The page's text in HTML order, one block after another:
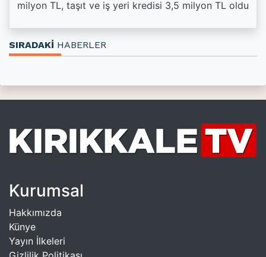
milyon TL, taşıt ve iş yeri kredisi 3,5 milyon TL oldu
SIRADAKİ HABERLER
Kurumsal
Hakkımızda
Künye
Yayın İlkeleri